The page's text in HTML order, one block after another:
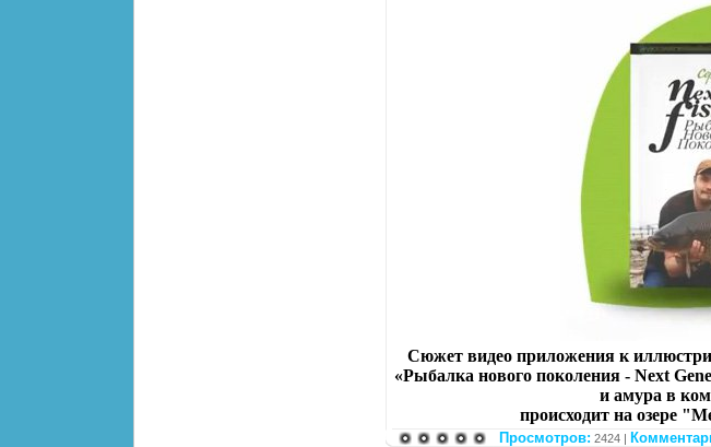
Сюжет видео приложения к
«Рыбалка нового поколения - Next
и амура в
происходит на озере
Просмотров: 2424 |